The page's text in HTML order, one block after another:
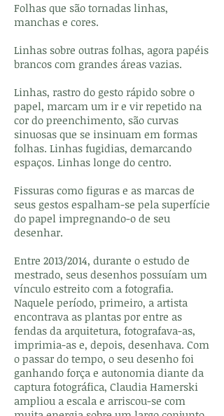
Folhas que são tornadas linhas,
manchas e cores.
Linhas sobre outras folhas, agora papéis
brancos com grandes áreas vazias.
Linhas, rastro do gesto rápido sobre o
papel, marcam um ir e vir repetido na
cor do preenchimento, são curvas
sinuosas que se insinuam em formas
folhas. Linhas fugidias, demarcando
espaços. Linhas longe do centro.
Fissuras como figuras e as marcas de
seus gestos espalham-se pela superfície
do papel impregnando-o de seu
desenhar.
Entre 2013/2014, durante o estudo de
mestrado, seus desenhos possuíam um
vínculo estreito com a fotografia.
Naquele período, primeiro, a artista
encontrava as plantas por entre as
fendas da arquitetura, fotografava-as,
imprimia-as e, depois, desenhava. Com
o passar do tempo, o seu desenho foi
ganhando força e autonomia diante da
captura fotográfica, Claudia Hamerski
ampliou a escala e arriscou-se com